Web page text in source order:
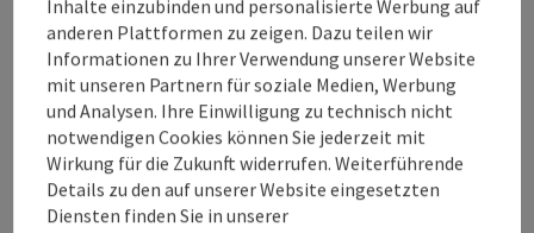
Ausstattung
Preise
Anreise/Lage
Inhalte einzubinden und personalisierte Werbung auf
anderen Plattformen zu zeigen. Dazu teilen wir
Informationen zu Ihrer Verwendung unserer Website
mit unseren Partnern für soziale Medien, Werbung
und Analysen. Ihre Einwilligung zu technisch nicht
notwendigen Cookies können Sie jederzeit mit
Wirkung für die Zukunft widerrufen. Weiterführende
Details zu den auf unserer Website eingesetzten
Diensten finden Sie in unserer